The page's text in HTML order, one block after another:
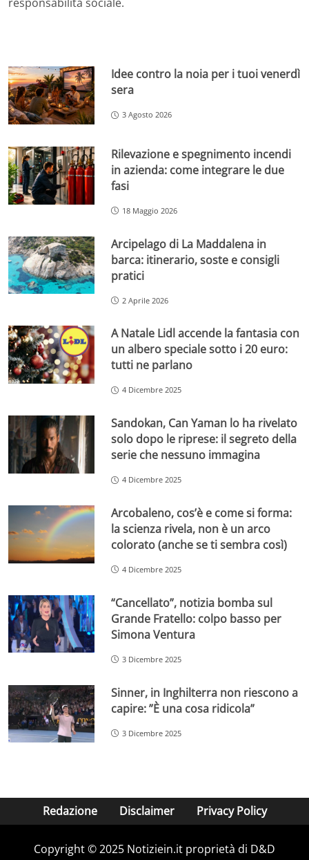
Idee contro la noia per i tuoi venerdì
sera
3 Agosto 2026
Rilevazione e spegnimento incendi
in azienda: come integrare le due
fasi
18 Maggio 2026
Arcipelago di La Maddalena in
barca: itinerario, soste e consigli
pratici
2 Aprile 2026
A Natale Lidl accende la fantasia con
un albero speciale sotto i 20 euro:
tutti ne parlano
4 Dicembre 2025
Sandokan, Can Yaman lo ha rivelato
solo dopo le riprese: il segreto della
serie che nessuno immagina
4 Dicembre 2025
Arcobaleno, cos’è e come si forma:
la scienza rivela, non è un arco
colorato (anche se ti sembra così)
4 Dicembre 2025
“Cancellato”, notizia bomba sul
Grande Fratello: colpo basso per
Simona Ventura
3 Dicembre 2025
Sinner, in Inghilterra non riescono a
capire: ”È una cosa ridicola”
3 Dicembre 2025
Redazione Disclaimer Privacy Policy
Copyright © 2025 Notiziein.it proprietà di D&D